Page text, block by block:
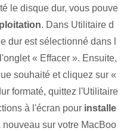
le disque dur, vous pouve
.​ Dans Utilitaire d
dur est sélectionné dans l
« Effacer ». Ensuite,
souhaité et cliquez sur «
formaté, quittez l'Utilitaire
à l'écran pour installe
nouveau sur votre MacBoo